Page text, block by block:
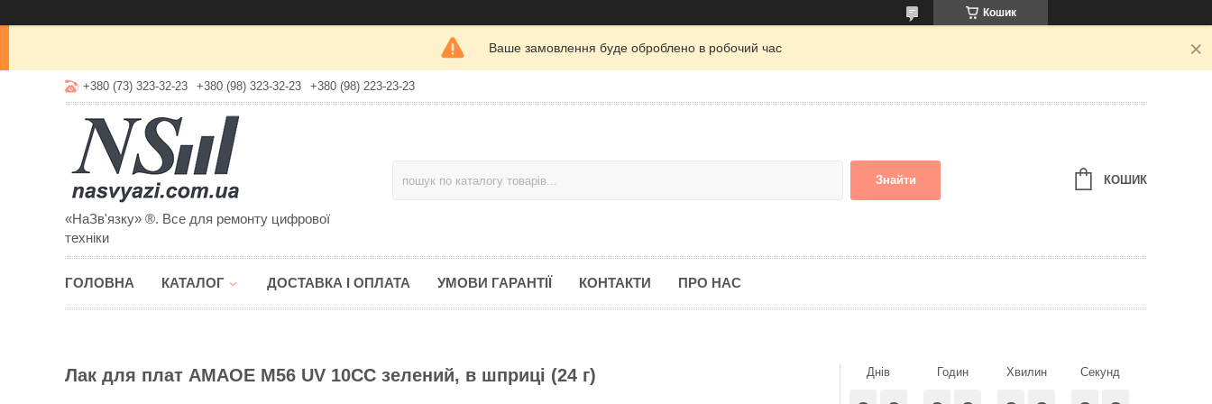
Кошик
Ваше замовлення буде оброблено в робочий час
+380 (73) 323-32-23 +380 (98) 323-32-23 +380 (98) 223-23-23
«НаЗв'язку» ®. Все для ремонту цифрової
техніки
Знайти КОШИК
ГОЛОВНА КАТАЛОГ ДОСТАВКА І ОПЛАТА УМОВИ ГАРАНТІЇ КОНТАКТИ ПРО НАС
Лак для плат AMAOE M56 UV 10CC зелений, в шприці (24 г) Днів Годин Хвилин Секунд